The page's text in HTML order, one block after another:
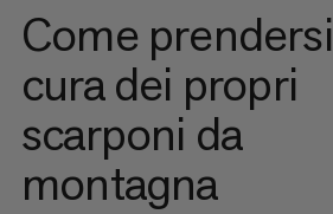
Come prendersi
cura dei propri
scarponi da
montagna